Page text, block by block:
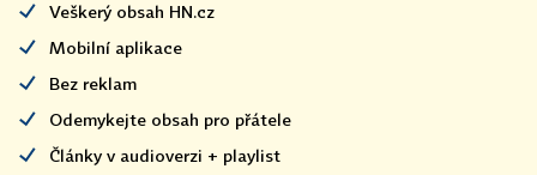
Veškerý obsah HN.cz
Mobilní aplikace
Bez reklam
Odemykejte obsah pro přátele
Články v audioverzi + playlist